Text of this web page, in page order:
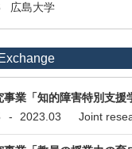
広島大学
事業「知的障害特別支援
- 2023.03 Joint